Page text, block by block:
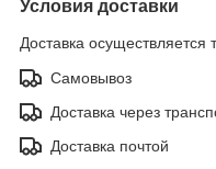
Условия доставки
Доставка осуществляется
Самовывоз
Доставка через
Доставка почтой